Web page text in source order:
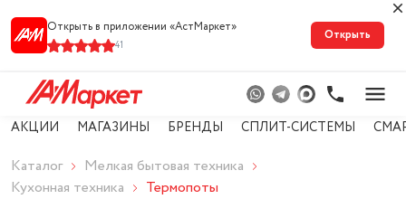
Открыть в приложении «АстМарке‪т‬»
41
Открыть
АКЦИИ МАГАЗИНЫ БРЕНДЫ СПЛИТ-СИСТЕМЫ
Каталог
Мелкая бытовая техника
Кухонная техника
Термопоты